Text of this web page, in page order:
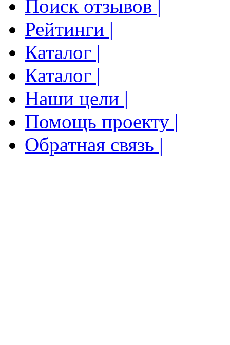
Поиск отзывов |
Рейтинги |
Каталог |
Каталог |
Наши цели |
Помощь проекту |
Обратная связь |